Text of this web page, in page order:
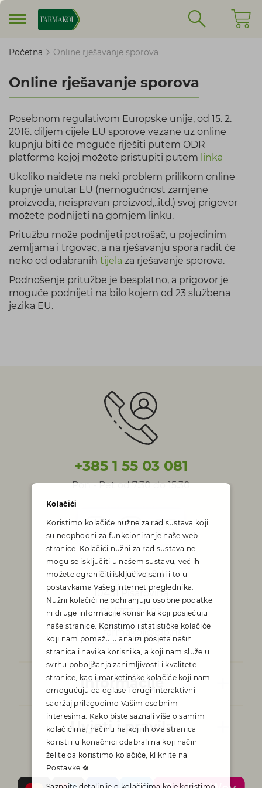
Moja
Početna Online rješavanje sporova
Online rješavanje sporova
Posebnom regulativom Europske unije, od 15. 2.
2016. diljem cijele EU sporove vezane uz online
kupnju biti će moguće riješiti putem ODR
platforme kojoj možete pristupiti putem linka
Ukoliko naiđete na neki problem prilikom online
kupnje unutar EU (nemogućnost zamjene
proizvoda, neispravan proizvod,..itd.) svoj prigovor
možete podnijeti na gornjem linku.
Pritužbu može podnijeti potrošač, u pojedinim
zemljama i trgovac, a na rješavanju spora radit će
neko od odabranih tijela za rješavanje sporova.
Podnošenje pritužbe je besplatno, a prigovor je
moguće podnijeti na bilo kojem od 23 službena
jezika EU.
+385 1 55 03 081
Pon - Pet od 7:30 do 15:30
Karlovačka 8d
10451 Pisarovina
01 / 373 84 92
farmakol@pip.hr
Informacije
Uvjeti i pravila
Kolačići
Koristimo kolačiće nužne za rad sustava koji
su neophodni za funkcioniranje naše web
stranice. Kolačići nužni za rad sustava ne
mogu se isključiti u našem sustavu, već ih
možete ograničiti isključivo sami i to u
postavkama Vašeg internet preglednika.
Nužni kolačići ne pohranjuju osobne podatke
ni druge informacije korisnika koji posjećuju
naše stranice. Koristimo i statističke kolačiće
koji nam pomažu u analizi posjeta naših
stranica i navika korisnika, a koji nam služe u
svrhu poboljšanja zanimljivosti i kvalitete
stranice, kao i marketinške kolačiće koji nam
omogućuju da oglase i drugi interaktivni
sadržaj prilagodimo Vašim osobnim
interesima. Kako biste saznali više o samim
kolačićima, načinu na koji ih ova stranica
koristi i u konačnici odabrali na koji način
želite da koristimo kolačiće, kliknite na
Postavke ☸